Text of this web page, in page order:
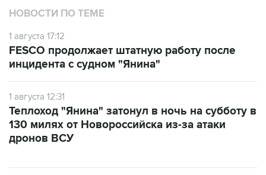
НОВОСТИ ПО ТЕМЕ
1 августа 17:12
FESCO продолжает штатную работу после
инцидента с судном "Янина"
1 августа 12:31
Теплоход "Янина" затонул в ночь на субботу в
130 милях от Новороссийска из-за атаки
дронов ВСУ